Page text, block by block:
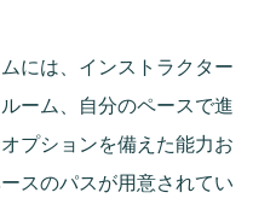
には、インストラクター
ーム、自分のペースで進
プションを備えた能力お
スのパスが用意されてい